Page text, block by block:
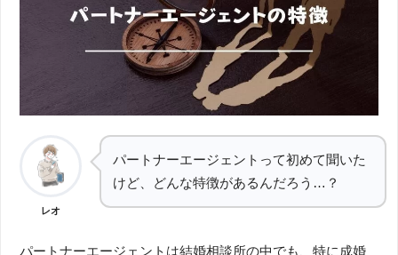
レオ
パートナーエージェントって初めて聞いた
けど、どんな特徴があるんだろう…？
パートナーエージェントは結婚相談所の中でも、特に成婚